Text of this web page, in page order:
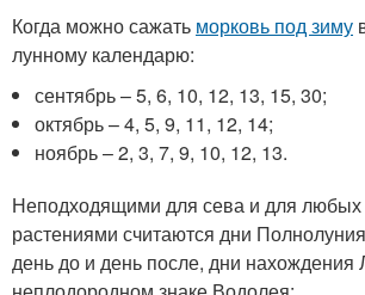
Когда можно сажать морковь под зиму
лунному календарю:
сентябрь – 5, 6, 10, 12, 13, 15, 30;
октябрь – 4, 5, 9, 11, 12, 14;
ноябрь – 2, 3, 7, 9, 10, 12, 13.
Неподходящими для сева и для любых
растениями считаются дни
день до и день после, дни нахождения